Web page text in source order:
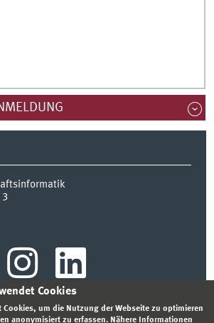
3
Cookies
Cookies, um die Nutzung der Webseite zu optimieren
anonymisiert zu erfassen. Nähere Informationen